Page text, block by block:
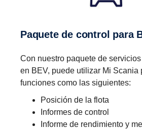
Paquete de control para
Con nuestro paquete de
en BEV, puede utilizar Mi Scania
funciones como las siguientes:
Posición de la flota
Informes de control
Informe de rendimiento y